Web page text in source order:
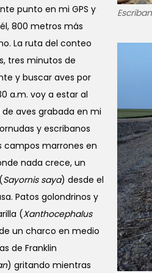
punto en mi GPS y
800 metros más
La ruta del conteo
tres minutos de
y buscar aves por
a.m. voy a estar al
aves grabada en mi
y escribanos
campos marrones en
nada crece, un
Sayornis saya) desde el
Patos golondrinos y
(Xanthocephalus
un charco en medio
de Franklin
) gritando mientras